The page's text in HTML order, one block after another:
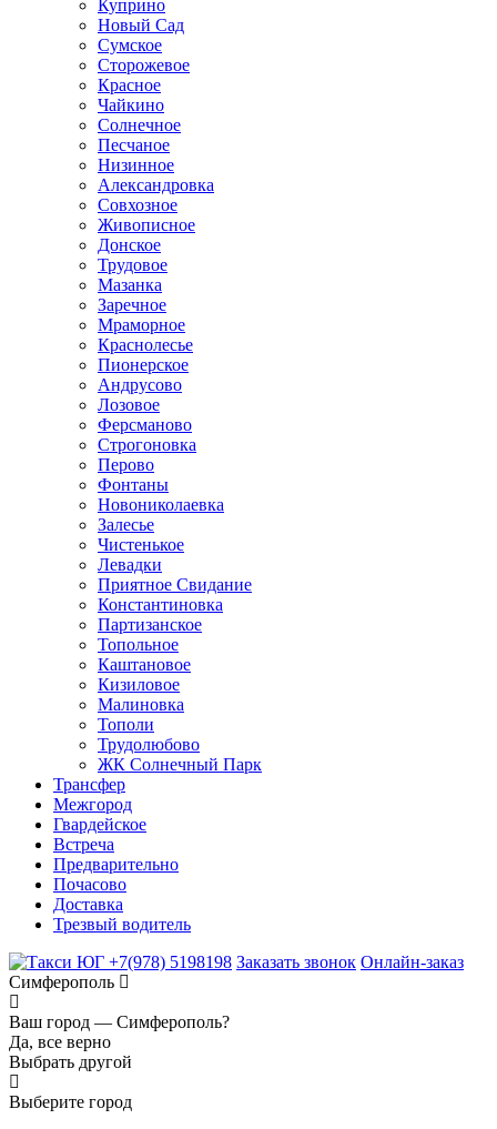
Куприно
Новый Сад
Сумское
Сторожевое
Красное
Чайкино
Солнечное
Песчаное
Низинное
Александровка
Совхозное
Живописное
Донское
Трудовое
Мазанка
Заречное
Мраморное
Краснолесье
Пионерское
Андрусово
Лозовое
Ферсманово
Строгоновка
Перово
Фонтаны
Новониколаевка
Залесье
Чистенькое
Левадки
Приятное Свидание
Константиновка
Партизанское
Топольное
Каштановое
Кизиловое
Малиновка
Тополи
Трудолюбово
ЖК Солнечный Парк
Трансфер
Межгород
Гвардейское
Встреча
Предварительно
Почасово
Доставка
Трезвый водитель
+7(978) 5198198 Заказать звонок Онлайн-заказ
Симферополь
Ваш город — Симферополь?
Да, все верно
Выбрать другой
Выберите город